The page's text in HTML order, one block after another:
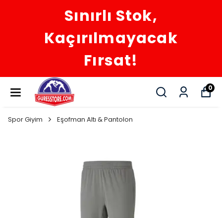
Sınırlı Stok,
Kaçırılmayacak
Fırsat!
0
Spor Giyim Eşofman Altı & Pantolon